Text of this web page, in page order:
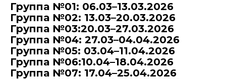
Группа №01: 06.03–13.03.2026
Группа №02: 13.03–20.03.2026
Группа №03:20.03–27.03.2026
Группа №04: 27.03–04.04.2026
Группа №05: 03.04–11.04.2026
Группа №06:10.04–18.04.2026
Группа №07: 17.04–25.04.2026